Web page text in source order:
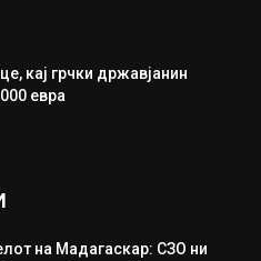
кај грчки државјанин
евра
на Мадагаскар: СЗО ни